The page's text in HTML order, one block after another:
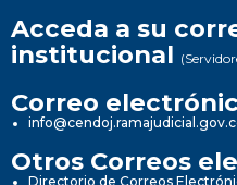
Acceda a su
institucional
Correo
Otros Correos
Directorio de Correos